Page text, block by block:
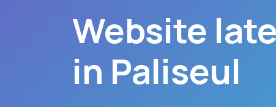
Website
in Paliseul